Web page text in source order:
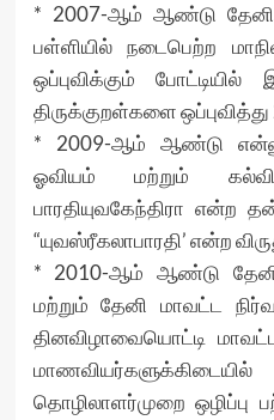
* 2007-ஆம் ஆண்டு தேனி
பள்ளியில் நடைபெற்ற
ஒப்புவிக்கும்
திருக்குறள்களை ஒப்புவித்து
* 2009-ஆம் ஆண்டு
ஓவியம் மற்றும்
பாரதியுவகேந்திரா என்ற
“யுவஸ்ரீகலாபாரதி’ என்ற
* 2010-ஆம் ஆண்டு தேனி
மற்றும் தேனி மாவட்ட
தினவிழாவையொட்டி
தொழிலாளர்முறை ஒழிப்பு